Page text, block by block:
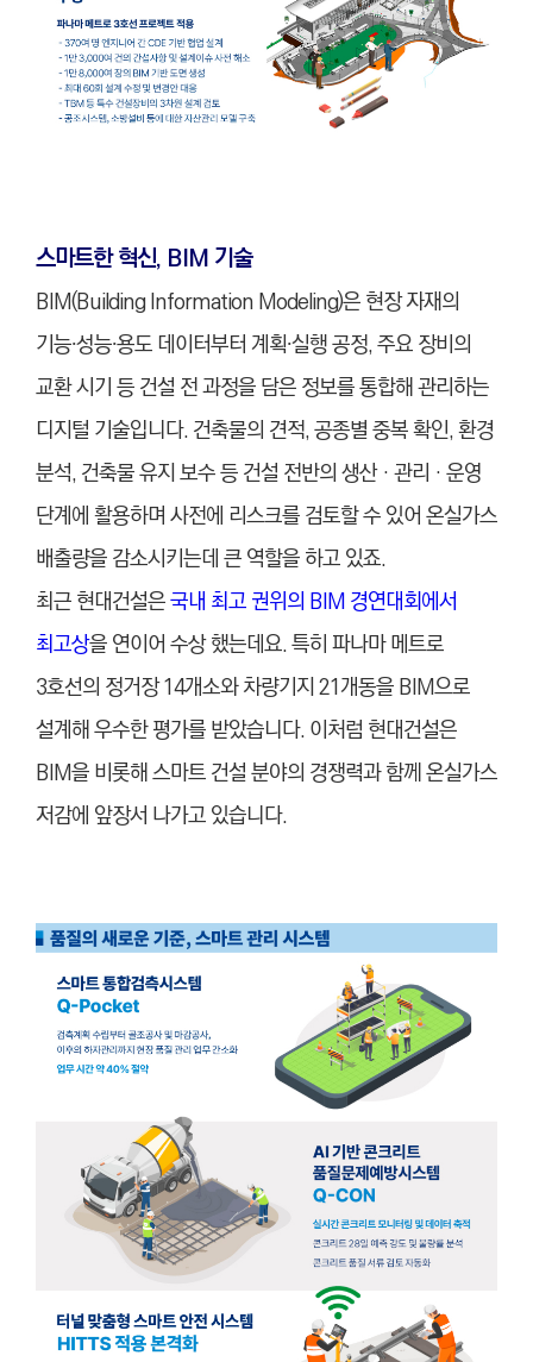
스마트한 혁신, BIM 기술
BIM(Building Information Modeling)은 현장 자재의
기능∙성능∙용도 데이터부터 계획∙실행 공정, 주요 장비의
교환 시기 등 건설 전 과정을 담은 정보를 통합해 관리하는
디지털 기술입니다. 건축물의 견적, 공종별 중복 확인, 환경
분석, 건축물 유지 보수 등 건설 전반의 생산‧관리‧운영
단계에 활용하며 사전에 리스크를 검토할 수 있어 온실가스
배출량을 감소시키는데 큰 역할을 하고 있죠.
최근 현대건설은국내 최고 권위의 BIM 경연대회에서
최고상을 연이어 수상 했는데요. 특히 파나마 메트로
3호선의 정거장 14개소와 차량기지 21개동을 BIM으로
설계해 우수한 평가를 받았습니다. 이처럼 현대건설은
BIM을 비롯해 스마트 건설 분야의 경쟁력과 함께 온실가스
저감에 앞장서 나가고 있습니다.